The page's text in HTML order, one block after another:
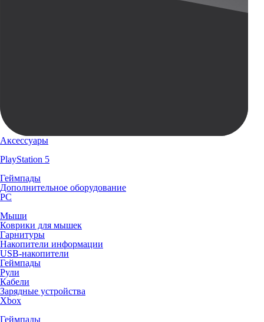
Аксессуары
PlayStation 5
Геймпады
Дополнительное оборудование
PC
Мыши
Коврики для мышек
Гарнитуры
Накопители информации
USB-накопители
Геймпады
Рули
Кабели
Зарядные устройства
Xbox
Геймпады